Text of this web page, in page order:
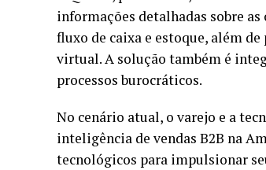
informações detalhadas sobre
fluxo de caixa e estoque, além
virtual. A solução também é
processos burocráticos.
No cenário atual, o varejo e a
inteligência de vendas B2B na
tecnológicos para impulsionar